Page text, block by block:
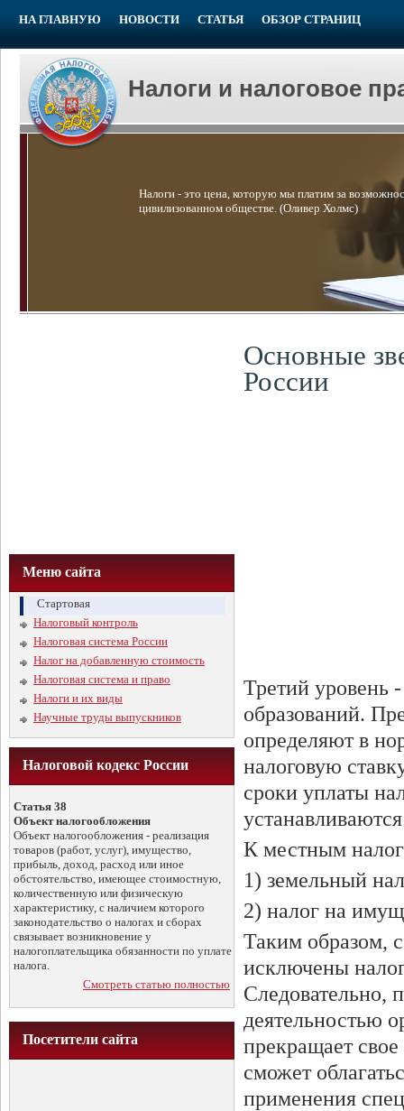
НА ГЛАВНУЮ НОВОСТИ СТАТЬЯ ОБЗОР СТРАНИЦ
Налоги и налоговое
Налоги - это цена, которую мы платим за
цивилизованном обществе. (Оливер Холмс)
Меню сайта
Стартовая
Налоговый контроль
Налоговая система России
Налог на добавленную стоимость
Налоговая система и право
Налоги и их виды
Научные труды выпускников
Налоговой кодекс России
Статья 38
Объект налогообложения
Объект налогообложения - реализация
товаров (работ, услуг), имущество,
прибыль, доход, расход или иное
обстоятельство, имеющее стоимостную,
количественную или физическую
характеристику, с наличием которого
законодательство о налогах и сборах
связывает возникновение у
налогоплательщика обязанности по уплате
налога.
Смотреть статью полностью
Посетители сайта
Основные
России
Третий уровень
образований.
определяют в
налоговую
сроки уплаты
К местным
1) земельный
2) налог на
Таким образом,
исключены
Следовательно,
деятельностью
прекращает
сможет
применения